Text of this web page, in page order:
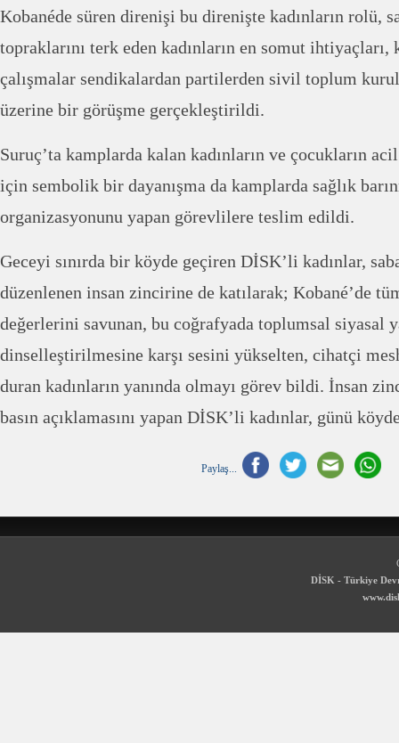
Kobanéde süren direnişi bu direnişte kadınların rolü,
topraklarını terk eden kadınların en somut
çalışmalar sendikalardan partilerden sivil toplum
üzerine bir görüşme gerçekleştirildi.
Suruç’ta kamplarda kalan kadınların ve çocukların
için sembolik bir dayanışma da kamplarda sağlık
organizasyonunu yapan görevlilere teslim edildi.
Geceyi sınırda bir köyde geçiren DİSK’li kadınlar,
düzenlenen insan zincirine de katılarak; Kobané’de
değerlerini savunan, bu coğrafyada toplumsal siyasal
dinselleştirilmesine karşı sesini yükselten, cihatçi
duran kadınların yanında olmayı görev bildi. İnsan
basın açıklamasını yapan DİSK’li kadınlar, günü
Paylaş...
DİSK - Türkiye